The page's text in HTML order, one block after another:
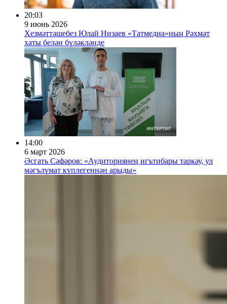
20:03
9 июнь 2026
Хезмәттәшебез Юлай Низаев «Татмедиа»ның Рәхмәт
хаты белән бүләкләнде
14:00
6 март 2026
Әсгать Сәфәров: «Аудиториянең игътибары таркау, ул
мәгълүмат күплегеннән арыды»